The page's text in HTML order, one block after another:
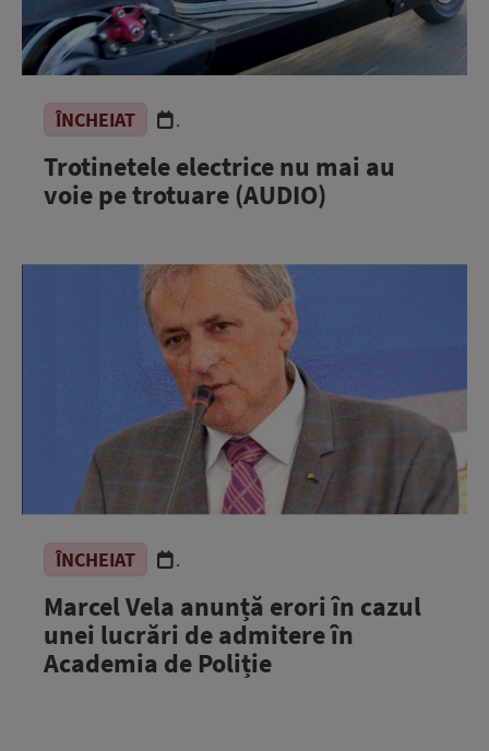
ÎNCHEIAT .
Trotinetele electrice nu mai au
voie pe trotuare (AUDIO)
ÎNCHEIAT .
Marcel Vela anunță erori în cazul
unei lucrări de admitere în
Academia de Poliție